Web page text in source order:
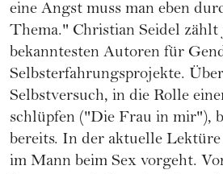
eine Angst muss man eben
Thema." Christian Seidel zählt
bekanntesten Autoren für
Selbsterfahrungsprojekte.
Selbstversuch, in die Rolle
schlüpfen ("Die Frau in mir"),
bereits. In der aktuelle
im Mann beim Sex vorgeht.